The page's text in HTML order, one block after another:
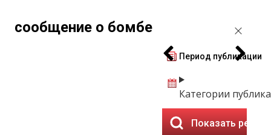
сообщение о бомбе
Период публикации
Категории
Показать